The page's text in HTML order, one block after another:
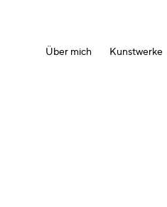
Über mich Kunstwerke